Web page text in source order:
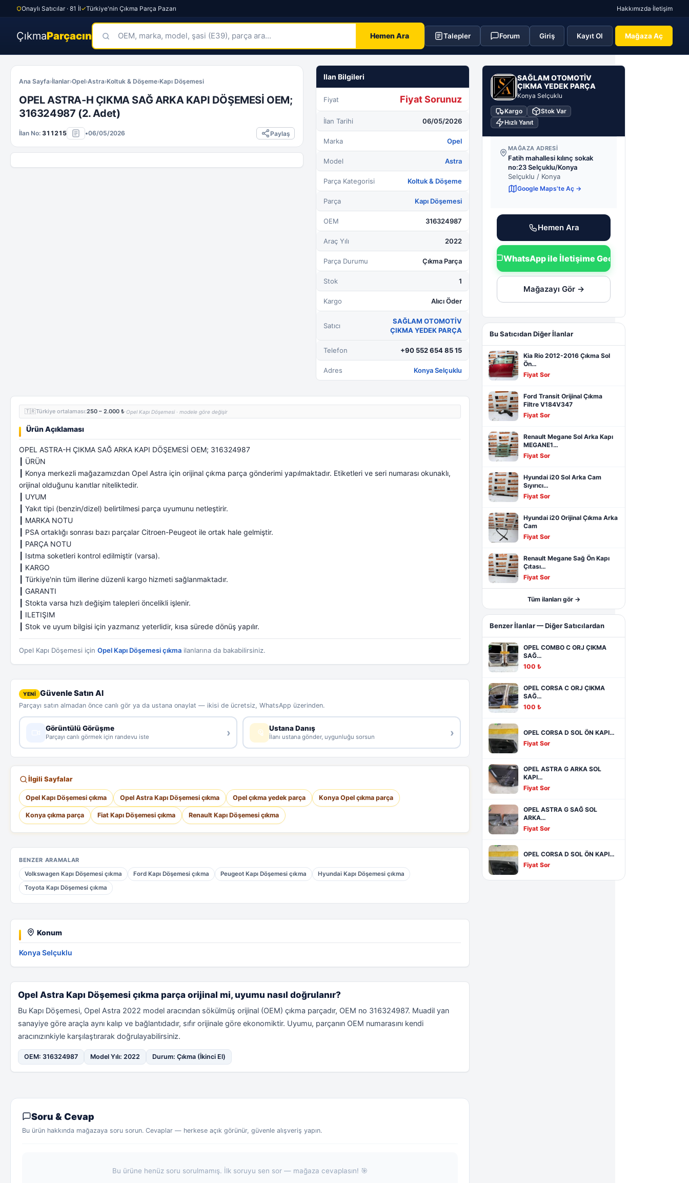
Onaylı Satıcılar · 81 İl Türkiye'nin Çıkma Parça Pazarı Hakkımızda·İletişim
ÇıkmaParçacın Hemen Ara Talepler Forum Giriş Kayıt Ol Mağaza Aç
Ana Sayfa›İlanlar›Opel›Astra›Koltuk & Döşeme›Kapı Döşemesi
OPEL ASTRA-H ÇIKMA SAĞ ARKA KAPI DÖŞEMESİ OEM;
316324987 (2. Adet)
İlan No: 311215 •06/05/2026 Paylaş
Fiyat Fiyat Sorunuz
İlan Tarihi 06/05/2026
Marka Opel
Model Astra
Parça Kategorisi Koltuk & Döşeme
Parça Kapı Döşemesi
OEM 316324987
Araç Yılı 2022
Parça Durumu Çıkma Parça
Stok 1
Kargo Alıcı Öder
Satıcı
SAĞLAM OTOMOTİV
ÇIKMA YEDEK PARÇA
Telefon +90 552 654 85 15
Adres Konya Selçuklu
İlgili Sayfalar
Opel Kapı Döşemesi çıkma Opel Astra Kapı Döşemesi çıkma Opel çıkma yedek parça Konya Opel çıkma parça
Konya çıkma parça Fiat Kapı Döşemesi çıkma Renault Kapı Döşemesi çıkma
BENZER ARAMALAR
Volkswagen Kapı Döşemesi çıkma
Ford Kapı Döşemesi çıkma Peugeot Kapı Döşemesi çıkma
Hyundai Kapı Döşemesi çıkma
Toyota Kapı Döşemesi çıkma
YENİ Güvenle Satın Al
Parçayı satın almadan önce canlı gör ya da ustana onaylat — ikisi de ücretsiz, WhatsApp üzerinden.
Görüntülü Görüşme
Parçayı canlı görmek için randevu iste › Ustana Danış
İlanı ustana gönder, uygunluğu sorsun ›
🇹🇷Türkiye ortalaması:250 – 2.000 ₺·Opel Kapı Döşemesi · modele göre değişir
Ürün Açıklaması
OPEL ASTRA-H ÇIKMA SAĞ ARKA KAPI DÖŞEMESİ OEM; 316324987
┃ ÜRÜN
┃ Konya merkezli mağazamızdan Opel Astra için orijinal çıkma parça gönderimi yapılmaktadır. Etiketleri ve seri numarası okunaklı,
orijinal olduğunu kanıtlar niteliktedir.
┃ UYUM
┃ Yakıt tipi (benzin/dizel) belirtilmesi parça uyumunu netleştirir.
┃ MARKA NOTU
┃ PSA ortaklığı sonrası bazı parçalar Citroen-Peugeot ile ortak hale gelmiştir.
┃ PARÇA NOTU
┃ Isıtma soketleri kontrol edilmiştir (varsa).
┃ KARGO
┃ Türkiye'nin tüm illerine düzenli kargo hizmeti sağlanmaktadır.
┃ GARANTI
┃ Stokta varsa hızlı değişim talepleri öncelikli işlenir.
┃ ILETIŞIM
┃ Stok ve uyum bilgisi için yazmanız yeterlidir, kısa sürede dönüş yapılır.
Opel Kapı Döşemesi için Opel Kapı Döşemesi çıkma ilanlarına da bakabilirsiniz.
Konum
Konya Selçuklu
Opel Astra Kapı Döşemesi çıkma parça orijinal mi, uyumu nasıl doğrulanır?
Bu Kapı Döşemesi, Opel Astra 2022 model aracından sökülmüş orijinal (OEM) çıkma parçadır, OEM no 316324987. Muadil yan
sanayiye göre araçla aynı kalıp ve bağlantıdadır, sıfır orijinale göre ekonomiktir. Uyumu, parçanın OEM numarasını kendi
aracınızınkiyle karşılaştırarak doğrulayabilirsiniz.
OEM: 316324987 Model Yılı: 2022 Durum: Çıkma (İkinci El)
Soru & Cevap
Bu ürün hakkında mağazaya soru sorun. Cevaplar — herkese açık görünür, güvenle alışveriş yapın.
Bu ürüne henüz soru sorulmamış. İlk soruyu sen sor — mağaza cevaplasın! 🎯
SA
SAĞLAM OTOMOTİV
ÇIKMA YEDEK PARÇA
Konya Selçuklu
Kargo
Stok Var
Hızlı Yanıt
MAĞAZA ADRESI
Fatih mahallesi kılınç sokak
no:23 Selçuklu/Konya
Selçuklu / Konya
Google Maps'te Aç →
Hemen Ara
WhatsApp ile İletişime Geç
Mağazayı Gör →
Bu Satıcıdan Diğer İlanlar
Kia Rio 2012-2016 Çıkma Sol
Ön…
Fiyat Sor
Ford Transit Orijinal Çıkma
Filtre V184V347
Fiyat Sor
Renault Megane Sol Arka Kapı
MEGANE1…
Fiyat Sor
Hyundai i20 Sol Arka Cam
Sıyırıcı…
Fiyat Sor
Hyundai i20 Orijinal Çıkma Arka
Cam
Fiyat Sor
Renault Megane Sağ Ön Kapı
Çıtası…
Fiyat Sor
Tüm ilanları gör →
Benzer İlanlar — Diğer Satıcılardan
OPEL COMBO C ORJ ÇIKMA
SAĞ…
100 ₺
OPEL CORSA C ORJ ÇIKMA
SAĞ…
100 ₺
OPEL CORSA D SOL ÖN KAPI…
Fiyat Sor
OPEL ASTRA G ARKA SOL
KAPI…
Fiyat Sor
OPEL ASTRA G SAĞ SOL
ARKA…
Fiyat Sor
OPEL CORSA D SOL ÖN KAPI…
Fiyat Sor